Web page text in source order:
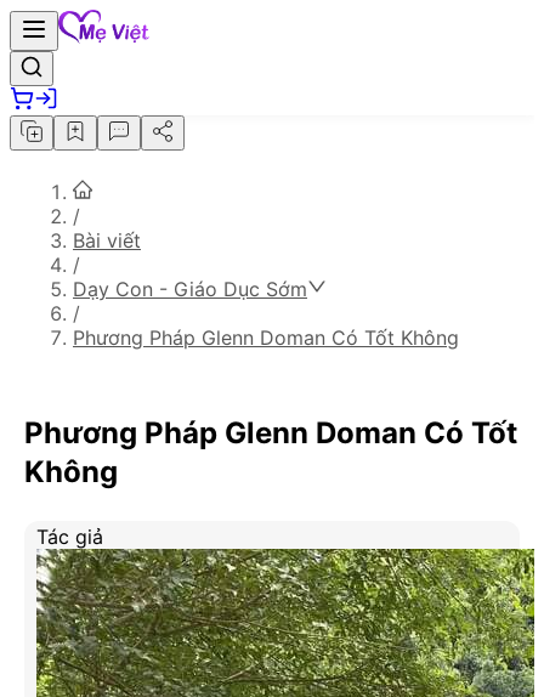
/
Bài viết
/
Dạy Con - Giáo Dục Sớm
/
Phương Pháp Glenn Doman Có Tốt Không
Phương Pháp Glenn Doman Có Tốt
Không
Tác giả